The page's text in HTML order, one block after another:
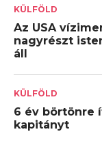
KÜLFÖLD
Az USA
nagyrészt
áll
KÜLFÖLD
6 év börtönre
kapitányt